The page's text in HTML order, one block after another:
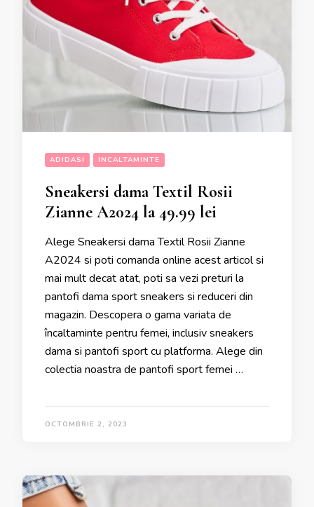
ADIDASI INCALTAMINTE
Sneakersi dama Textil Rosii
Zianne A2024 la 49.99 lei
Alege Sneakersi dama Textil Rosii Zianne
A2024 si poti comanda online acest articol si
mai mult decat atat, poti sa vezi preturi la
pantofi dama sport sneakers si reduceri din
magazin. Descopera o gama variata de
încaltaminte pentru femei, inclusiv sneakers
dama si pantofi sport cu platforma. Alege din
colectia noastra de pantofi sport femei …
OCTOMBRIE 2, 2023